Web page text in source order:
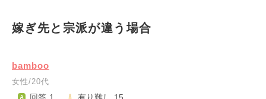
嫁ぎ先と宗派が違う場合
bamboo
女性/20代